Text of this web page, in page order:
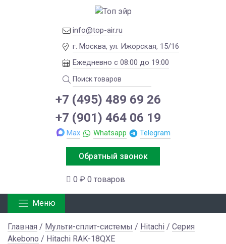
info@top-air.ru
г. Москва, ул. Ижорская, 15/16
Ежедневно с 08:00 до 19:00
+7 (495) 489 69 26
+7 (901) 464 06 19
Max Whatsapp Telegram
Обратный звонок
0 ₽ 0 товаров
Меню
Главная / Мульти-сплит-системы / Hitachi / Серия
Akebono / Hitachi RAK-18QXE